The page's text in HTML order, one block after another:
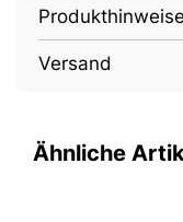
Produkthinweise
Versand
Ähnliche